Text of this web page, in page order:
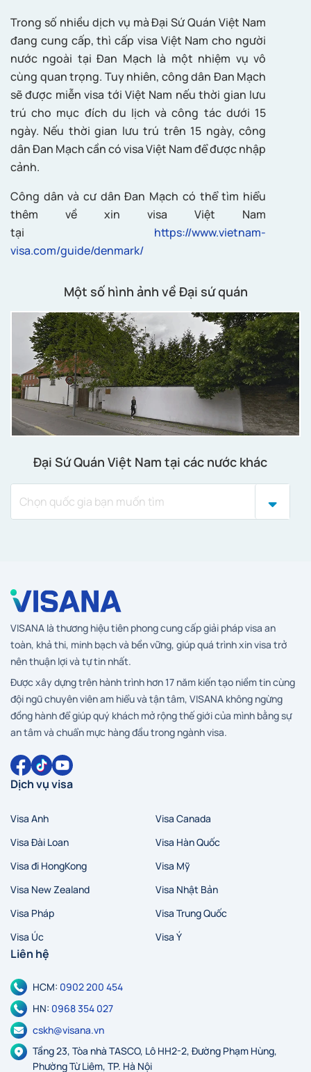
Trong số nhiều dịch vụ mà Đại Sứ Quán Việt Nam
đang cung cấp, thì cấp visa Việt Nam cho người
nước ngoài tại Đan Mạch là một nhiệm vụ vô
cùng quan trọng. Tuy nhiên, công dân Đan Mạch
sẽ được miễn visa tới Việt Nam nếu thời gian lưu
trú cho mục đích du lịch và công tác dưới 15
ngày. Nếu thời gian lưu trú trên 15 ngày, công
dân Đan Mạch cần có visa Việt Nam để được nhập
cảnh.
Công dân và cư dân Đan Mạch có thể tìm hiểu
thêm về xin visa Việt Nam
tại https://www.vietnam-
visa.com/guide/denmark/
Một số hình ảnh về Đại sứ quán
Đại Sứ Quán Việt Nam tại các nước khác
VISANA là thương hiệu tiên phong cung cấp giải pháp visa an
toàn, khả thi, minh bạch và bền vững, giúp quá trình xin visa trở
nên thuận lợi và tự tin nhất.
Được xây dựng trên hành trình hơn 17 năm kiến tạo niềm tin cùng
đội ngũ chuyên viên am hiểu và tận tâm, VISANA không ngừng
đồng hành để giúp quý khách mở rộng thế giới của mình bằng sự
an tâm và chuẩn mực hàng đầu trong ngành visa.
Dịch vụ visa
Visa Anh
Visa Canada
Visa Đài Loan
Visa Hàn Quốc
Visa đi HongKong
Visa Mỹ
Visa New Zealand
Visa Nhật Bản
Visa Pháp
Visa Trung Quốc
Visa Úc
Visa Ý
Liên hệ
HCM: 0902 200 454
HN: 0968 354 027
cskh@visana.vn
Tầng 23, Tòa nhà TASCO, Lô HH2-2, Đường Phạm Hùng,
Phường Từ Liêm, TP. Hà Nội